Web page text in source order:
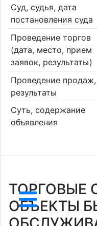
Суд, судья, дата
постановления суда
Проведение торгов
(дата, место, прием
заявок, результаты)
Проведение продаж,
результаты
Суть, содержание
объявления
ТОРГОВЫЕ
ОБЪЕКТЫ